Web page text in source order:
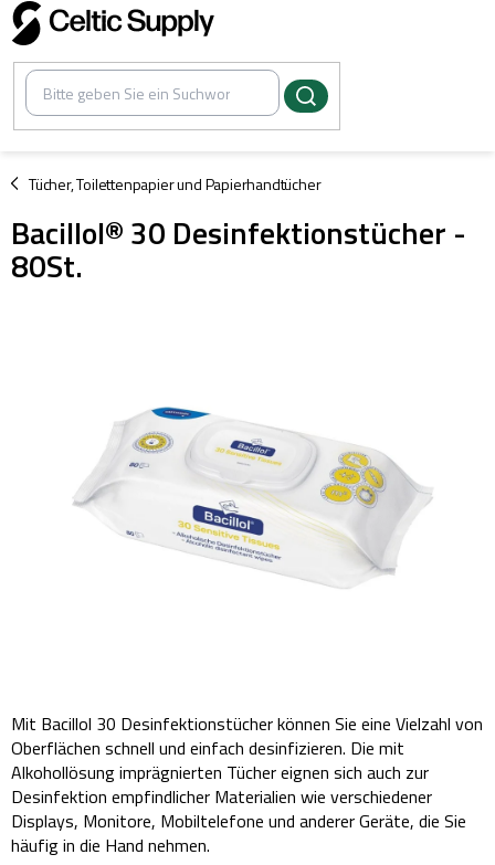
Zum
Inhalt
springen
Tücher, Toilettenpapier und Papierhandtücher
/
Bacillol® 30 Desinfektionstücher -
80St.
Mit Bacillol 30 Desinfektionstücher können Sie eine Vielzahl von
Oberflächen schnell und einfach desinfizieren. Die mit
Alkohollösung imprägnierten Tücher eignen sich auch zur
Desinfektion empfindlicher Materialien wie verschiedener
Displays, Monitore, Mobiltelefone und anderer Geräte, die Sie
häufig in die Hand nehmen.